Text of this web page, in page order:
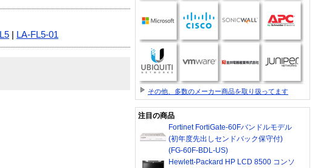
LA-FL5-01
その他、多数のメーカー商品を取り扱ってます
注目の商品
Fortinet FortiGate-60Fバンドルモデル
(初年度先出しセンドバック保守付)
(FG-60F-BDL-US)
Hewlett-Packard HP LCD 8500 コンソ